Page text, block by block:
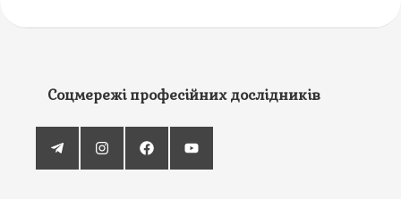
Соцмережі професійних дослідників